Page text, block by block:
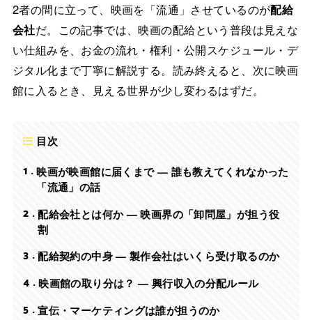
2者の間に立って、映画を「流通」させているのが配給
会社だ。この記事では、映画の配給という普段は見えな
い仕組みを、お金の流れ・権利・公開スケジュール・デ
ジタル化まで丁寧に解説する。読み終えると、次に映画
館に入るとき、見える世界が少し変わるはずだ。
目次
1
映画が映画館に届くまで — 誰も教えてくれなかった
「流通」の話
2
配給会社とは何か — 映画界の「卸問屋」が担う役
割
3 配給契約の中身 — 製作会社はいくら受け取るのか
4 映画館の取り分は？ — 興行収入の分配ルール
5 宣伝・マーケティングは誰が担うのか